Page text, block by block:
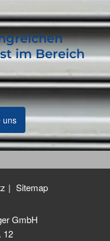
im Bereich
uns
Sitemap
GmbH
12